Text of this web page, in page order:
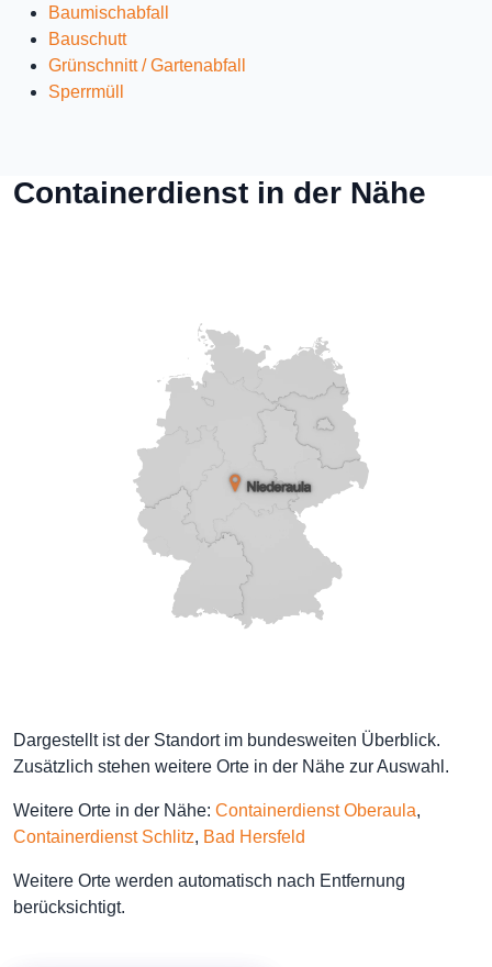
Baumischabfall
Bauschutt
Grünschnitt / Gartenabfall
Sperrmüll
Containerdienst in der Nähe
Dargestellt ist der Standort im bundesweiten Überblick.
Zusätzlich stehen weitere Orte in der Nähe zur Auswahl.
Weitere Orte in der Nähe: Containerdienst Oberaula,
Containerdienst Schlitz, Bad Hersfeld
Weitere Orte werden automatisch nach Entfernung
berücksichtigt.